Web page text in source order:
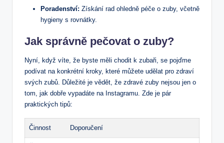
Poradenství: Získání rad ohledně péče o zuby, včetně
hygieny s rovnátky.
Jak správně pečovat o zuby?
Nyní, když víte, že byste měli chodit k zubaři, se pojďme
podívat na konkrétní kroky, které můžete udělat pro zdraví
svých zubů. Důležité je vědět, že zdravé zuby nejsou jen o
tom, jak dobře vypadáte na Instagramu. Zde je pár
praktických tipů:
Činnost Doporučení